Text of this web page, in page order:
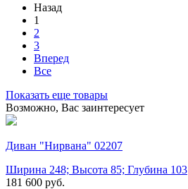
Назад
1
2
3
Вперед
Все
Показать еще товары
Возможно, Вас заинтересует
Диван "Нирвана" 02207
Ширина 248; Высота 85; Глубина 103
181 600 руб.